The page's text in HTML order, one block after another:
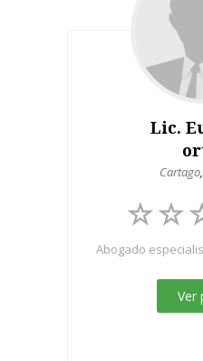
Lic.
Cartago,
Abogado
Ver